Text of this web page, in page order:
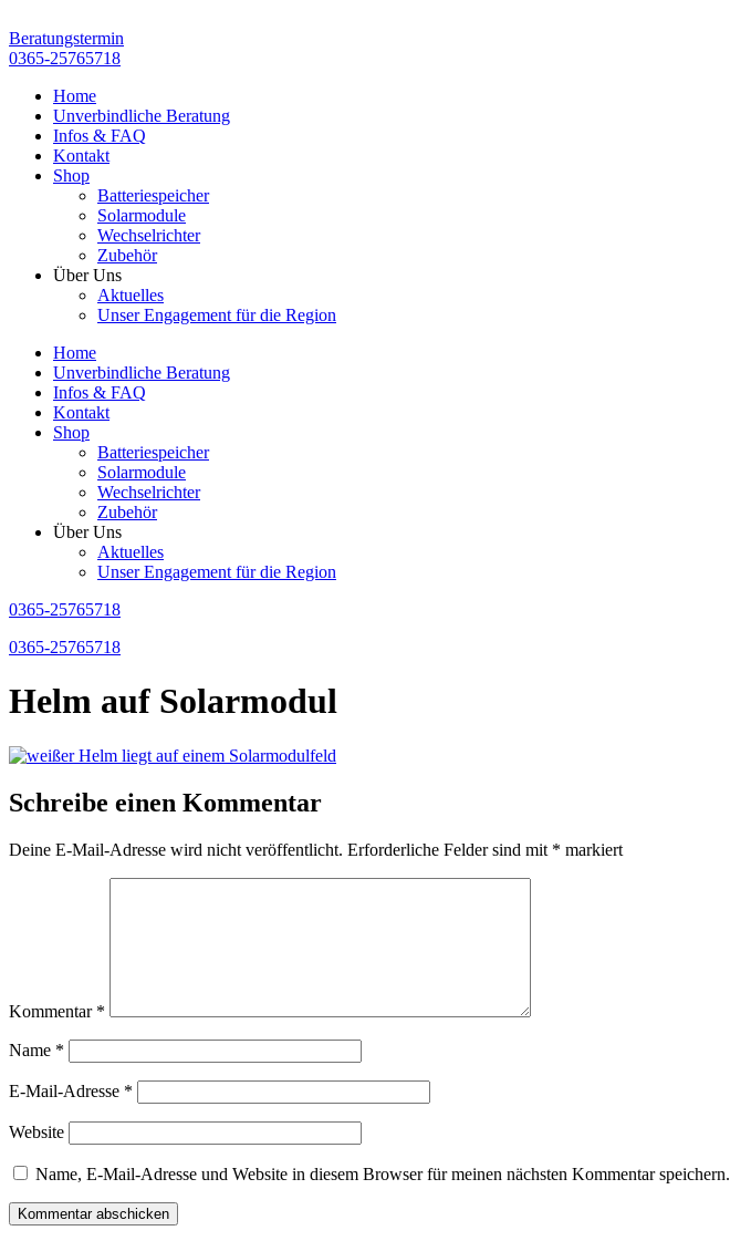
Inhalt
springen
Beratungstermin
0365-25765718
Home
Unverbindliche Beratung
Infos & FAQ
Kontakt
Shop
Batteriespeicher
Solarmodule
Wechselrichter
Zubehör
Über Uns
Aktuelles
Unser Engagement für die Region
Home
Unverbindliche Beratung
Infos & FAQ
Kontakt
Shop
Batteriespeicher
Solarmodule
Wechselrichter
Zubehör
Über Uns
Aktuelles
Unser Engagement für die Region
0365-25765718
0365-25765718
Helm auf Solarmodul
Schreibe einen Kommentar
Deine E-Mail-Adresse wird nicht veröffentlicht. Erforderliche Felder sind mit * markiert
Kommentar *
Name *
E-Mail-Adresse *
Website
Name, E-Mail-Adresse und Website in diesem Browser für meinen nächsten Kommentar speichern.